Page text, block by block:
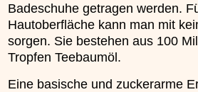
Badeschuhe getragen werden.
Hautoberfläche kann man mit
sorgen. Sie bestehen aus 100
Tropfen Teebaumöl.
Eine basische und zuckerarme